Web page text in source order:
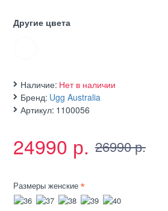
Другие цвета
Наличие: Нет в наличии
Бренд: Ugg Australia
Артикул: 1100056
24990 р. 26990 р.
Размеры женские